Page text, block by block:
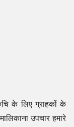
के लिए ग्राहकों के
उपचार हमारे